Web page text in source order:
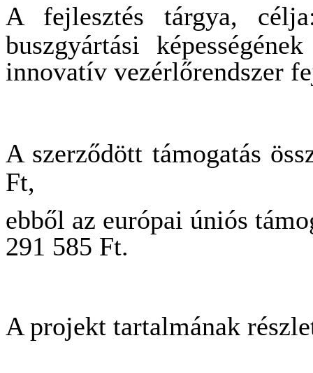
A fejlesztés tárgya,
buszgyártási
innovatív vezérlőrendszer
A szerződött támogatás
Ft,
ebből az európai úniós
291 585 Ft.
A projekt tartalmának